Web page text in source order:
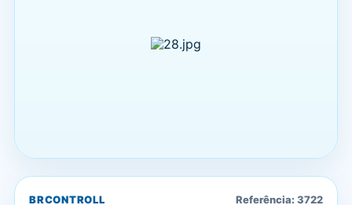
BRCONTROLL Referência: 3722